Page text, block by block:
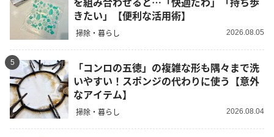
きたい」【便利な活用術】
掃除・暮らし 2026.08.05
5
「コンロの五徳」の複雑な形も隅々まで洗
いやすい！スポンジの代わりに使う【意外
なアイテム】
掃除・暮らし 2026.08.04